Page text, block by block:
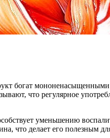
богат
что регулярное
уменьшению
что делает его полезным